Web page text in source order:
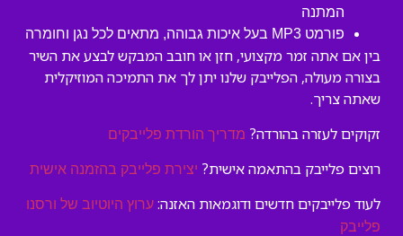
המתנה
פורמט MP3 בעל איכות גבוהה, מתאים לכל נגן וחומרה
בין אם אתה זמר מקצועי, חזן או חובב המבקש לבצע את השיר
בצורה מעולה, הפלייבק שלנו יתן לך את התמיכה המוזיקלית
שאתה צריך.
זקוקים לעזרה בהורדה? מדריך הורדת פלייבקים
רוצים פלייבק בהתאמה אישית? יצירת פלייבק בהזמנה אישית
לעוד פלייבקים חדשים ודוגמאות האזנה: ערוץ היוטיוב של ורסנו
פלייבק